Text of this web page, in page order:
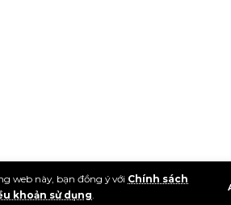
web này, bạn đồng ý với Chính sách
khoản sử dụng.